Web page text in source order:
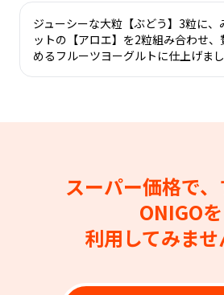
ジューシーな大粒【ぶどう】3粒に、
ットの【アロエ】を2粒組み合わせ
めるフルーツヨーグルトに仕上げまし
スーパー価格で、
ONIGOを
利用してみませ